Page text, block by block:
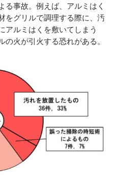
る事故。例えば、アルミはく
をグリルで調理する際に、汚
アルミはくを敷いてしまう
火が引火する恐れがある。